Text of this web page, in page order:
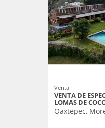
Venta
VENTA DE
LOMAS DE
Oaxtepec,